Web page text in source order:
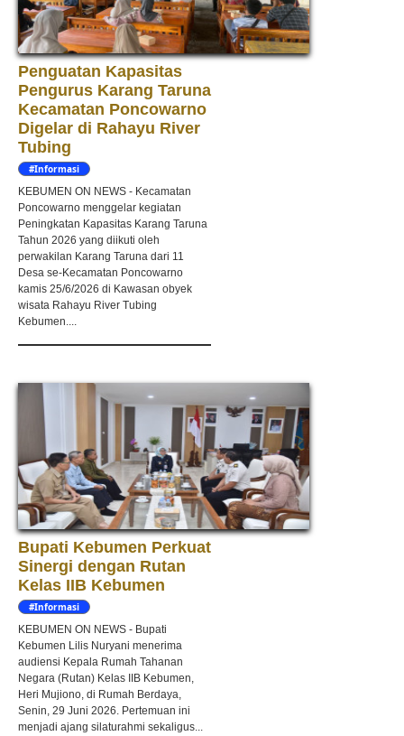
Penguatan Kapasitas
Pengurus Karang Taruna
Kecamatan Poncowarno
Digelar di Rahayu River
Tubing
#Informasi
KEBUMEN ON NEWS - Kecamatan
Poncowarno menggelar kegiatan
Peningkatan Kapasitas Karang Taruna
Tahun 2026 yang diikuti oleh
perwakilan Karang Taruna dari 11
Desa se-Kecamatan Poncowarno
kamis 25/6/2026 di Kawasan obyek
wisata Rahayu River Tubing
Kebumen....
Bupati Kebumen Perkuat
Sinergi dengan Rutan
Kelas IIB Kebumen
#Informasi
KEBUMEN ON NEWS - Bupati
Kebumen Lilis Nuryani menerima
audiensi Kepala Rumah Tahanan
Negara (Rutan) Kelas IIB Kebumen,
Heri Mujiono, di Rumah Berdaya,
Senin, 29 Juni 2026. Pertemuan ini
menjadi ajang silaturahmi sekaligus...